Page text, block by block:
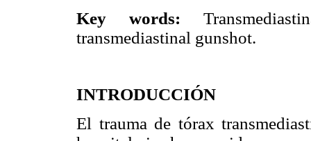
Key words:
transmediastinal gunshot.
INTRODUCCIÓN
El trauma de tórax